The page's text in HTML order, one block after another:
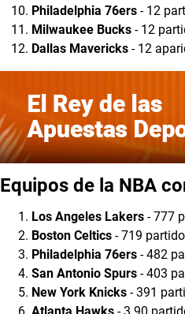
Philadelphia 76ers - 12
Milwaukee Bucks - 12
Dallas Mavericks - 12
Equipos de la NBA
Los Angeles Lakers - 777
Boston Celtics - 719
Philadelphia 76ers - 482
San Antonio Spurs - 403
New York Knicks - 391
Atlanta Hawks - 3 90